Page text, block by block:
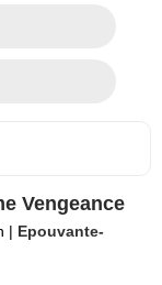
Vengeance
| Epouvante-